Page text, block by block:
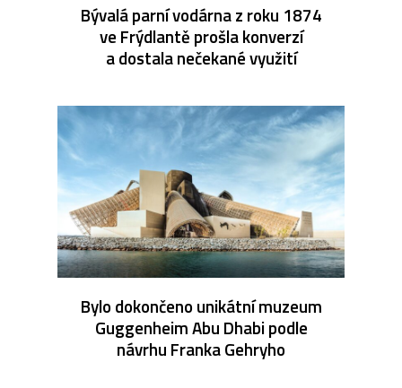
Bývalá parní vodárna z roku 1874
ve Frýdlantě prošla konverzí
a dostala nečekané využití
Bylo dokončeno unikátní muzeum
Guggenheim Abu Dhabi podle
návrhu Franka Gehryho